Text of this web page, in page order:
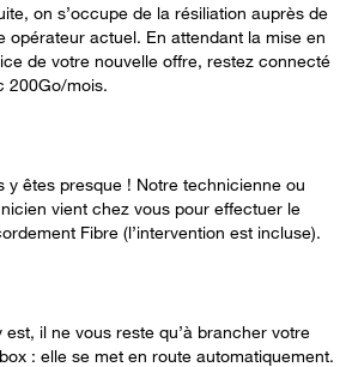
on s’occupe de la résiliation auprès de
opérateur actuel. En attendant la mise en
de votre nouvelle offre, restez connecté
200Go/mois.
y êtes presque ! Notre technicienne ou
vient chez vous pour effectuer le
Fibre (l’intervention est incluse).
est, il ne vous reste qu’à brancher votre
: elle se met en route automatiquement.